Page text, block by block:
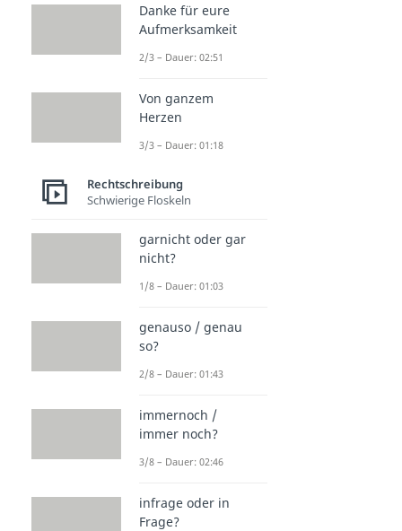
Danke für eure
Aufmerksamkeit
2/3 – Dauer: 02:51
Von ganzem
Herzen
3/3 – Dauer: 01:18
Rechtschreibung
Schwierige Floskeln
garnicht oder gar
nicht?
1/8 – Dauer: 01:03
genauso / genau
so?
2/8 – Dauer: 01:43
immernoch /
immer noch?
3/8 – Dauer: 02:46
infrage oder in
Frage?